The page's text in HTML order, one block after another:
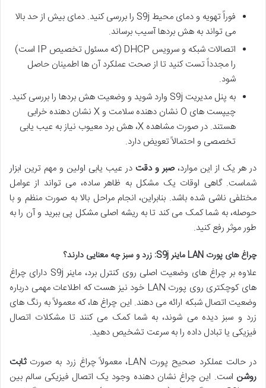
فوراً تهویه و دمای محیط S9j را بررسی کنید. دمای بیش از حد بالا
می تواند به هش بردها آسیب برساند.
اتصالات شبکه و سرویس DHCP (که مسئول تخصیص IP است)
را مجدداً تست کنید تا از صحت عملکرد آن ها اطمینان حاصل
شود.
به پنل مدیریت S9j وارد شوید و وضعیت هش بردها را بررسی کنید.
چیپست های O نشان دهنده سلامت و X نشان دهنده خرابی
هستند. در صورت مشاهده X، هش برد معیوب نیاز به عیب یابی
تخصصی و احتمالاً تعویض دارد.
در هر یک از این موارد، صبر و دقت در عیب یابی اولین و مهم ترین ابزار
شماست. گاهی اوقات یک مشکل به ظاهر ساده، می تواند از عوامل
مختلفی ناشی شده باشد. بنابراین، انجام مراحل بالا به صورت منظم و با
حوصله، به شما کمک می کند تا به ریشه اصلی مشکل پی ببرید و آن را به
طور موثر رفع کنید.
چراغ های پورت LAN ماینر S9j: زرد و سبز چه معنایی دارند؟
علاوه بر چراغ های وضعیت اصلی روی کنترل برد، ماینر S9j دارای چراغ
های کوچکتری روی پورت LAN خود نیز هست که اطلاعات مهمی درباره
وضعیت اتصال شبکه ارائه می دهند. این چراغ ها، که معمولاً به رنگ های
زرد و سبز دیده می شوند، به شما کمک می کنند تا مشکلات اتصال
فیزیکی یا تبادل داده را به سرعت تشخیص دهید.
در حالت عملکرد صحیح پورت LAN، معمولاً چراغ زرد به صورت
ثابت
روشن است. این چراغ نشان دهنده وجود یک اتصال فیزیکی سالم بین